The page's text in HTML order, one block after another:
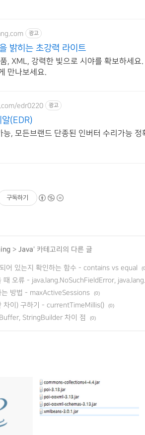
광고
밝히는 초강력 라이트
, XML, 강력한 빛으로 시야를 확보하세
만나보세요.
edr0220 광고
알(EDR)
능, 모든브랜드 단종된 인버터 수리가능 정
구독하기
> Java' 카테고리의 다른 글
어 있는지 확인하는 함수 - contains vs equal
때 오류 - java.lang.NoSuchFieldError,
는 방법 - maxActiveSessions (0)
차이) 구하기 - currentTimeMillis() (0)
StringBuilder 차이 점 (0)